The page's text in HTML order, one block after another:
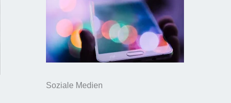
Soziale Medien